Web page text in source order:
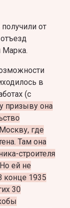
от
Марка.
в
(с
призыву она
где
Там она
строителя
ей не
конце 1935
30